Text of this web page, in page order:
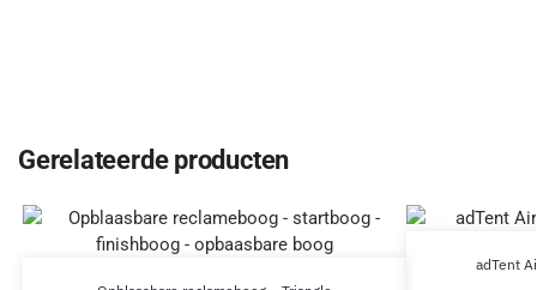
Gerelateerde producten
adTent